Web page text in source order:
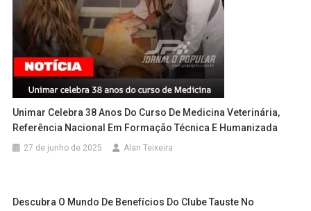
Unimar Celebra 38 Anos Do Curso De Medicina Veterinária,
Referência Nacional Em Formação Técnica E Humanizada
27 de junho de 2025 Alan Teixeira
Descubra O Mundo De Benefícios Do Clube Tauste No